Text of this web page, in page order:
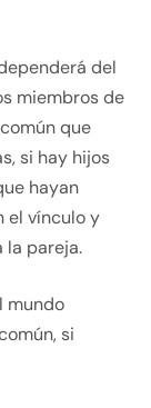
del
miembros de
que
si hay hijos
hayan
el vínculo y
la pareja.
mundo
si